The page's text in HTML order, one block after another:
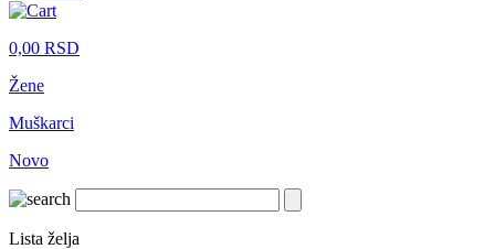
0,00 RSD
Žene
Muškarci
Novo
Lista želja